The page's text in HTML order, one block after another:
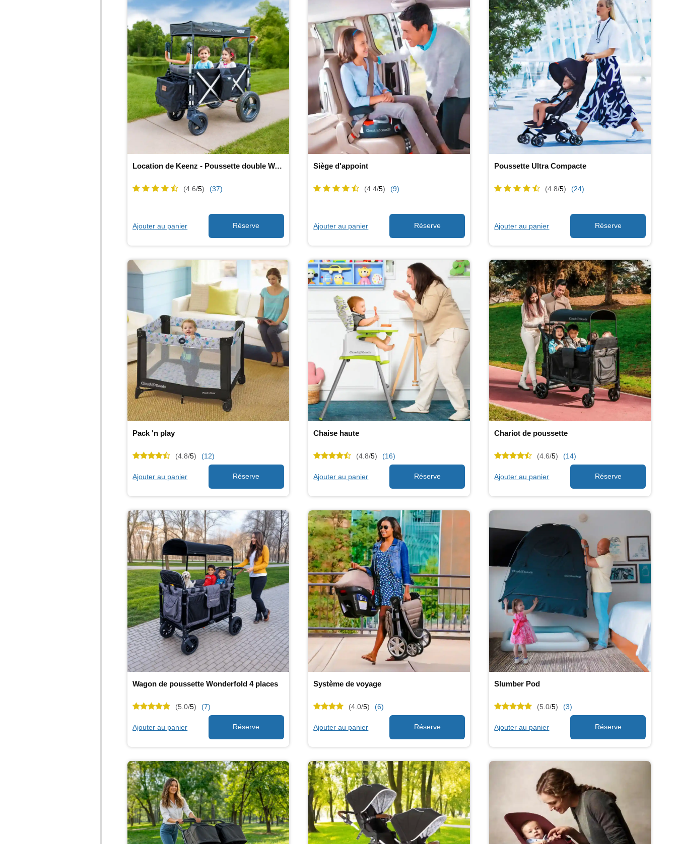
Location de Keenz - Poussette double Wagon
(4.6/5) (37)
Ajouter au panier
Siège d'appoint
(4.4/5) (9)
Ajouter au panier
Poussette Ultra Compacte
(4.8/5) (24)
Ajouter au panier
Pack 'n play
(4.8/5) (12)
Ajouter au panier
Chaise haute
(4.8/5) (16)
Ajouter au panier
Chariot de poussette
(4.6/5) (14)
Ajouter au panier
Wagon de poussette Wonderfold 4 places
(5.0/5) (7)
Ajouter au panier
Système de voyage
(4.0/5) (6)
Ajouter au panier
Slumber Pod
(5.0/5) (3)
Ajouter au panier